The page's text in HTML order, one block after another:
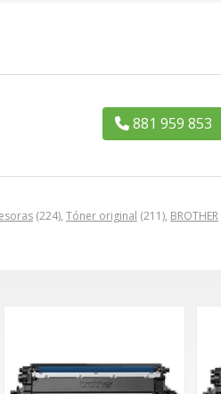
(224), Tóner original (211), BROTHER
881 959 853